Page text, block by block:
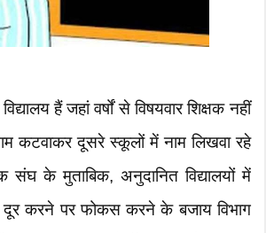
हैं जहां वर्षों से विषयवार शिक्षक नहीं
कटवाकर दूसरे स्कूलों में नाम लिखवा रहे
संघ के मुताबिक, अनुदानित विद्यालयों में
दूर करने पर फोकस करने के बजाय विभाग